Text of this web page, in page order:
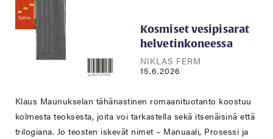
Kosmiset vesipisarat
helvetinkoneessa
NIKLAS FERM
15.6.2026
Klaus Maunukselan tähänastinen romaanituotanto koostuu
kolmesta teoksesta, joita voi tarkastella sekä itsenäisinä että
trilogiana. Jo teosten iskevät nimet – Manuaali, Prosessi ja